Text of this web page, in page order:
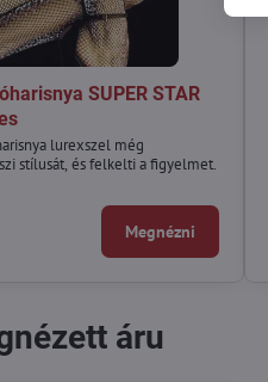
SUPER STAR
lurexszel még
stílusát, és felkelti a figyelmet.
Megnézni
áru